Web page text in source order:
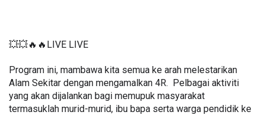
💥💥🔥🔥LIVE LIVE
Program ini, mambawa kita semua ke arah melestarikan
Alam Sekitar dengan mengamalkan 4R.  Pelbagai aktiviti
yang akan dijalankan bagi memupuk masyarakat
termasuklah murid-murid, ibu bapa serta warga pendidik ke